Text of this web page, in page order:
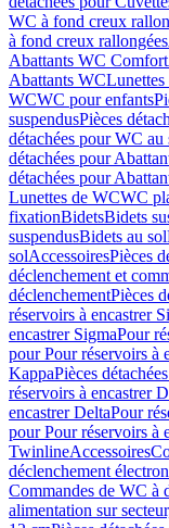
WC à fond creux
à fond creux rallongées
Abattants WC Comfort
Abattants WC
WCWC pour enfants
suspendusPièces
détachées pour WC au
détachées pour
détachées pour
Lunettes de WCWC
fixationBidetsBidets
suspendusBidets au sol
solAccessoiresPièces
déclenchement et
déclenchementPièces
réservoirs à encastrer
encastrer SigmaPour
pour Pour réservoirs à
KappaPièces
réservoirs à encastrer
encastrer DeltaPour
pour Pour réservoirs à
TwinlineAccessoires
déclenchement
Commandes de WC à
alimentation sur